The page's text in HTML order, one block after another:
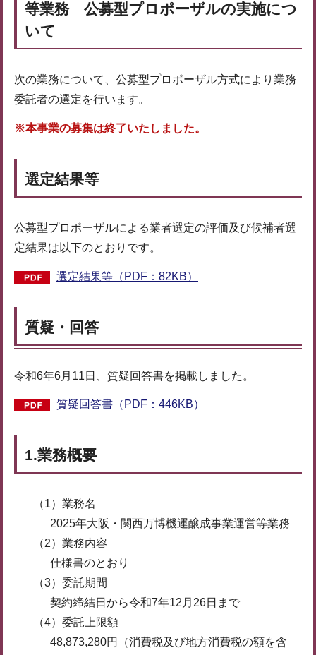
等業務 公募型プロポーザルの実施につ
いて
次の業務について、公募型プロポーザル方式により業務
委託者の選定を行います。
※本事業の募集は終了いたしました。
選定結果等
公募型プロポーザルによる業者選定の評価及び候補者選
定結果は以下のとおりです。
選定結果等（PDF：82KB）
質疑・回答
令和6年6月11日、質疑回答書を掲載しました。
質疑回答書（PDF：446KB）
1.業務概要
（1）業務名
2025年大阪・関西万博機運醸成事業運営等業務
（2）業務内容
仕様書のとおり
（3）委託期間
契約締結日から令和7年12月26日まで
（4）委託上限額
48,873,280円（消費税及び地方消費税の額を含